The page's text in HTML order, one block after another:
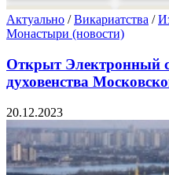
Актуально /Викариатства /
Монастыри (новости)
Открыт Электронный
духовенства
20.12.2023